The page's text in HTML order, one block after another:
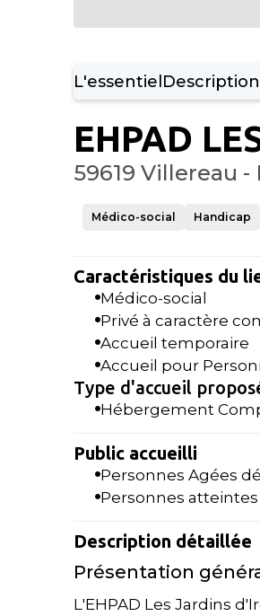
L'essentielDescription
EHPAD
59619 Villereau -
Médico-social Handicap
Caractéristiques du
Médico-social
Privé à caractère
Accueil temporaire
Accueil pour
Type d'accueil
Hébergement
Public accueilli
Personnes Agées
Personnes
Description détaillée
Présentation
L'EHPAD Les Jardins